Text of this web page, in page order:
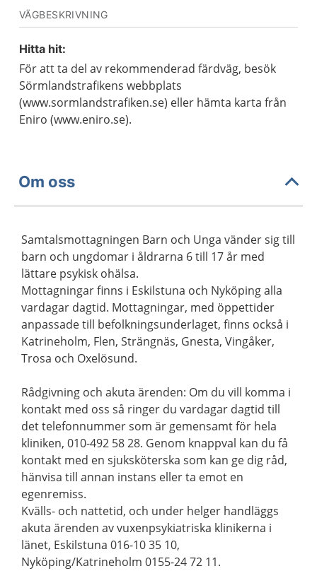
VÄGBESKRIVNING
Hitta hit:
För att ta del av rekommenderad färdväg, besök
Sörmlandstrafikens webbplats
(www.sormlandstrafiken.se) eller hämta karta från
Eniro (www.eniro.se).
Om oss
Samtalsmottagningen Barn och Unga vänder sig till
barn och ungdomar i åldrarna 6 till 17 år med
lättare psykisk ohälsa.
Mottagningar finns i Eskilstuna och Nyköping alla
vardagar dagtid. Mottagningar, med öppettider
anpassade till befolkningsunderlaget, finns också i
Katrineholm, Flen, Strängnäs, Gnesta, Vingåker,
Trosa och Oxelösund.
Rådgivning och akuta ärenden: Om du vill komma i
kontakt med oss så ringer du vardagar dagtid till
det telefonnummer som är gemensamt för hela
kliniken, 010-492 58 28. Genom knappval kan du få
kontakt med en sjuksköterska som kan ge dig råd,
hänvisa till annan instans eller ta emot en
egenremiss.
Kvälls- och nattetid, och under helger handläggs
akuta ärenden av vuxenpsykiatriska klinikerna i
länet, Eskilstuna 016-10 35 10,
Nyköping/Katrineholm 0155-24 72 11.